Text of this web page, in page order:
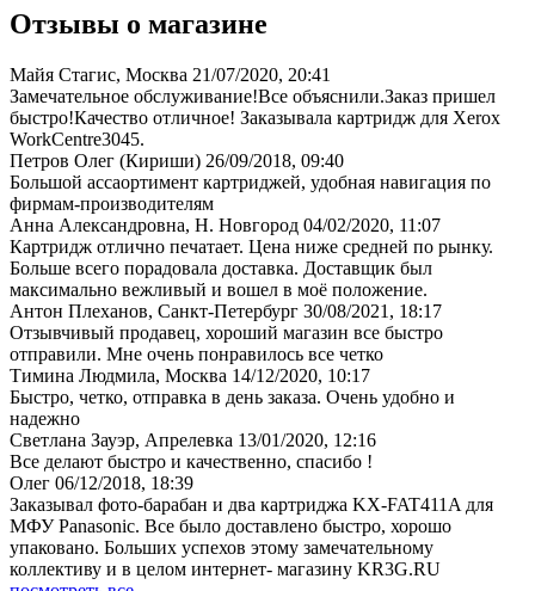
Отзывы о магазине
Майя Стагис, Москва 21/07/2020, 20:41
Замечательное обслуживание!Все объяснили.Заказ пришел
быстро!Качество отличное! Заказывала картридж для Xerox
WorkCentre3045.
Петров Олег (Кириши) 26/09/2018, 09:40
Большой ассаортимент картриджей, удобная навигация по
фирмам-производителям
Анна Александровна, Н. Новгород 04/02/2020, 11:07
Картридж отлично печатает. Цена ниже средней по рынку.
Больше всего порадовала доставка. Доставщик был
максимально вежливый и вошел в моё положение.
Антон Плеханов, Санкт-Петербург 30/08/2021, 18:17
Отзывчивый продавец, хороший магазин все быстро
отправили. Мне очень понравилось все четко
Тимина Людмила, Москва 14/12/2020, 10:17
Быстро, четко, отправка в день заказа. Очень удобно и
надежно
Светлана Зауэр, Апрелевка 13/01/2020, 12:16
Все делают быстро и качественно, спасибо !
Олег 06/12/2018, 18:39
Заказывал фото-барабан и два картриджа KX-FAT411A для
МФУ Panasonic. Все было доставлено быстро, хорошо
упаковано. Больших успехов этому замечательному
коллективу и в целом интернет- магазину KR3G.RU